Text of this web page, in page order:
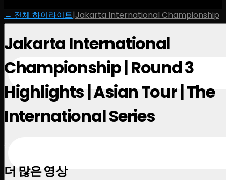
← 전체 하이라이트|Jakarta International Championship
Jakarta International
Championship | Round 3
Highlights | Asian Tour | The
International Series
더 많은 영상